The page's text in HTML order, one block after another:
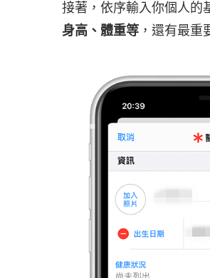
接著，依序輸入你個人的
身高、體重等 ，還有最重